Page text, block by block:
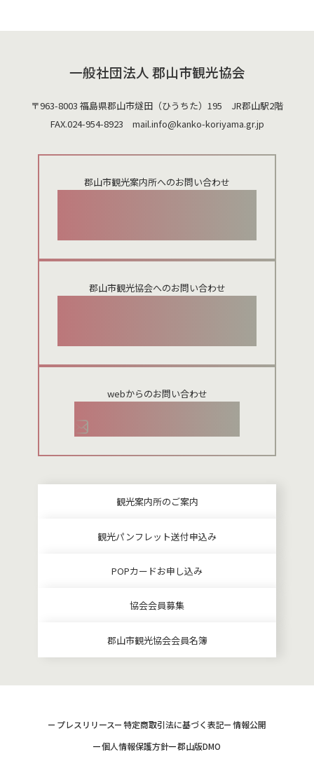
一般社団法人 郡山市観光協会
〒963-8003 福島県郡山市燧田（ひうちた）195 JR郡山駅2階
FAX.024-954-8923 mail.info@kanko-koriyama.gr.jp
郡山市観光案内所へのお問い合わせ
郡山市観光協会へのお問い合わせ
webからのお問い合わせ
観光案内所のご案内
観光パンフレット送付申込み
POPカードお申し込み
協会会員募集
郡山市観光協会会員名簿
プレスリリース 特定商取引法に基づく表記
情報公開
個人情報保護方針
郡山版DMO